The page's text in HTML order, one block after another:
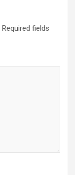
Required fields